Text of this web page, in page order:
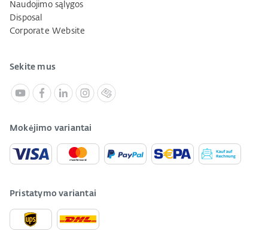
Naudojimo sąlygos
Disposal
Corporate Website
Sekite mus
Mokėjimo variantai
Pristatymo variantai